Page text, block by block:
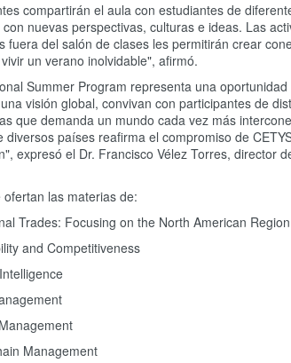
compartirán el aula con estudiantes de
nuevas perspectivas, culturas e ideas. Las
fuera del salón de clases les permitirán crear
un verano inolvidable", afirmó.
Summer Program representa una
visión global, convivan con participantes de
que demanda un mundo cada vez más
diversos países reafirma el compromiso de
expresó el Dr. Francisco Vélez Torres, director
ofertan las materias de:
Trades: Focusing on the North American Region
and Competitiveness
Management